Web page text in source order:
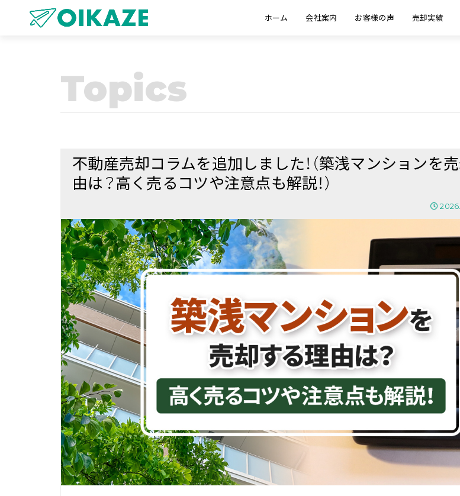
ホーム 会社案内 お客様の声 売却実績
Topics
不動産売却コラムを追加しました！（築浅マンションを
由は？高く売るコツや注意点も解説！）